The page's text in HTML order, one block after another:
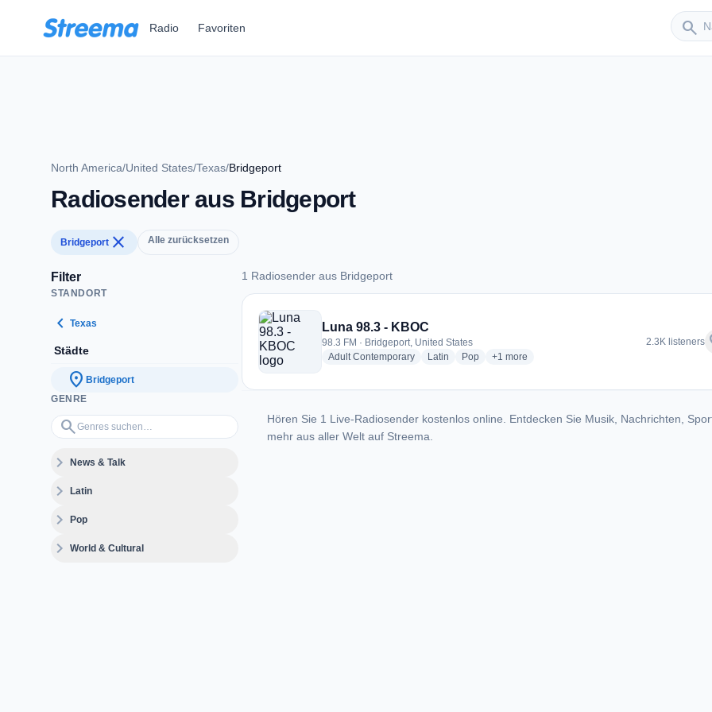
Radio Favoriten search
Sender
North America/United States/Texas/Bridgeport
Radiosender aus Bridgeport
Bridgeport close Alle zurücksetzen
Filter
STANDORT
chevron_left Texas
Städte
location_on Bridgeport
GENRE
search
Genres suchen…
expand_moreNews & Talk
expand_moreLatin
expand_morePop
expand_moreWorld & Cultural
1 Radiosender aus Bridgeport
1 Radiosender aus Bridgeport
Luna 98.3 - KBOC
98.3 FM · Bridgeport, United States
Adult Contemporaryradio stations
Latin radio stations
Popradio stations
+1 more genres for Luna 98.3 - KBOC
more
2.3K listeners
Hören Sie 1 Live-Radiosender kostenlos online. Entdecken Sie Musik, Nachrichten,
mehr aus aller Welt auf Streema.